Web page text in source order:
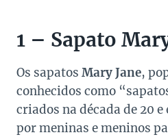
1 – Sapato
Os sapatos Mary Jane,
conhecidos como
criados na década de 20
por meninas e meninos